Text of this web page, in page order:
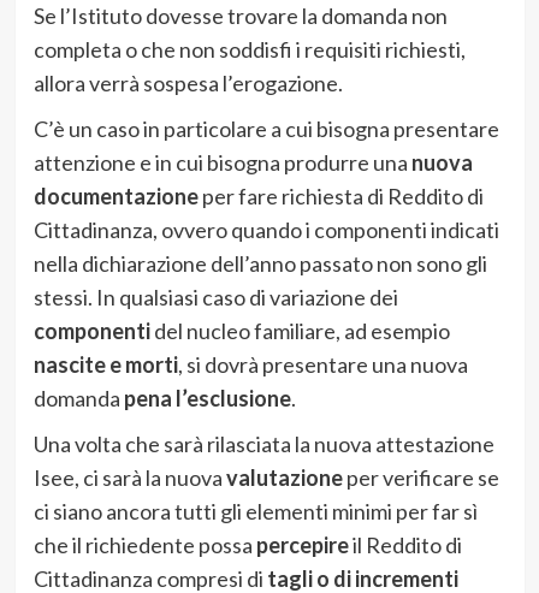
Se l’Istituto dovesse trovare la domanda non
completa o che non soddisfi i requisiti richiesti,
allora verrà sospesa l’erogazione.
C’è un caso in particolare a cui bisogna presentare
attenzione e in cui bisogna produrre una nuova
documentazioneper fare richiesta di Reddito di
Cittadinanza, ovvero quando i componenti indicati
nella dichiarazione dell’anno passato non sono gli
stessi. In qualsiasi caso di variazione dei
componentidel nucleo familiare, ad esempio
nascite e morti, si dovrà presentare una nuova
domanda pena l’esclusione.
Una volta che sarà rilasciata la nuova attestazione
Isee, ci sarà la nuovavalutazioneper verificare se
ci siano ancora tutti gli elementi minimi per far sì
che il richiedente possa percepireil Reddito di
Cittadinanza compresi di tagli o di incrementi